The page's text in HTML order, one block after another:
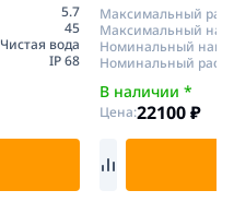
5.7
45
Чистая вода
IP 68
Максимальный
Максимальный
Номинальный
Номинальный
В наличии *
Цена:22100₽